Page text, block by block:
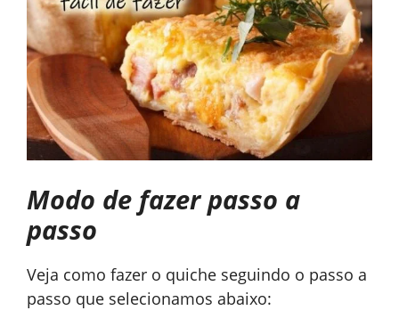
Modo de fazer passo a
passo
Veja como fazer o quiche seguindo o passo a
passo que selecionamos abaixo: